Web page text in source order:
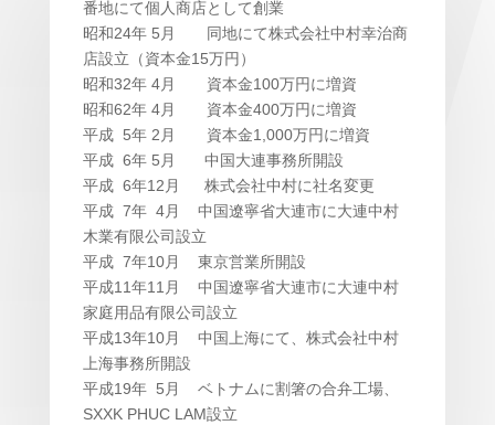
番地にて個人商店として創業
昭和24年 5月 同地にて株式会社中村幸治商
店設立（資本金15万円）
昭和32年 4月 資本金100万円に増資
昭和62年 4月 資本金400万円に増資
平成 5年 2月 資本金1,000万円に増資
平成 6年 5月 中国大連事務所開設
平成 6年12月 株式会社中村に社名変更
平成 7年 4月 中国遼寧省大連市に大連中村
木業有限公司設立
平成 7年10月 東京営業所開設
平成11年11月 中国遼寧省大連市に大連中村
家庭用品有限公司設立
平成13年10月 中国上海にて、株式会社中村
上海事務所開設
平成19年 5月 ベトナムに割箸の合弁工場、
SXXK PHUC LAM設立